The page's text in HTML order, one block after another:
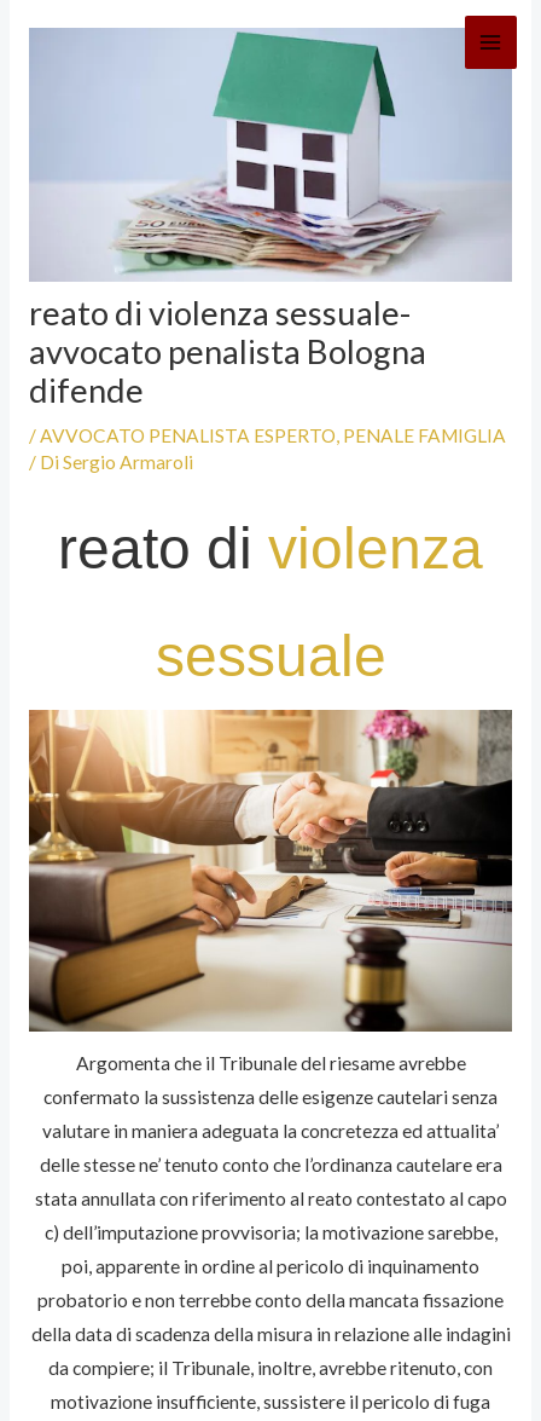
reato di violenza sessuale-
avvocato penalista Bologna
difende
/AVVOCATO PENALISTA ESPERTO, PENALE FAMIGLIA
/ DiSergio Armaroli
reato di violenza
sessuale
Argomenta che il Tribunale del riesame avrebbe
confermato la sussistenza delle esigenze cautelari senza
valutare in maniera adeguata la concretezza ed attualita’
delle stesse ne’ tenuto conto che l’ordinanza cautelare era
stata annullata con riferimento al reato contestato al capo
c) dell’imputazione provvisoria; la motivazione sarebbe,
poi, apparente in ordine al pericolo di inquinamento
probatorio e non terrebbe conto della mancata fissazione
della data di scadenza della misura in relazione alle indagini
da compiere; il Tribunale, inoltre, avrebbe ritenuto, con
motivazione insufficiente, sussistere il pericolo di fuga